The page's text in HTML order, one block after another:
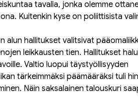
tavalla, jonka olemme
Kuitenkin kyse on poliittisista
alun hallitukset valitsivat
leikkausten tien. Hallitukset
Valtio luopui täystyöllisyyden
tärkeimmäksi päämääräksi tuli
Näin saksalainen talouskuri